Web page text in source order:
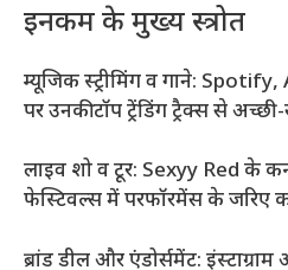
इनकम के मुख्य स्त्रोत
म्यूजिक स्ट्रीमिंग व गाने:
पर उनकी टॉप ट्रेंडिंग ट्रैक्स से
लाइव शो व टूर: Sexyy Red के
फेस्टिवल्स में परफॉरमेंस के जरिए
ब्रांड डील और एंडोर्समेंट: